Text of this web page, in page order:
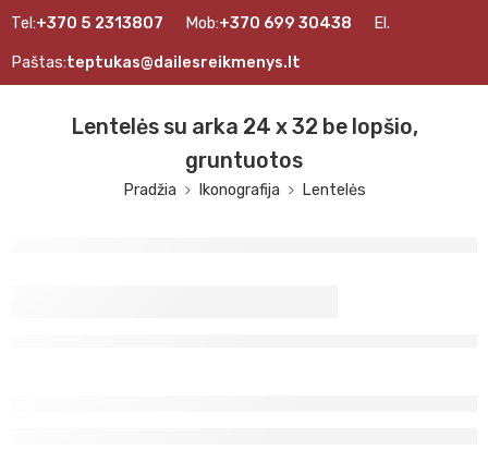
Tel:+370 5 2313807 Mob:+370 699 30438 El.
Paštas:teptukas@dailesreikmenys.lt
Lentelės su arka 24 x 32 be lopšio,
gruntuotos
Pradžia Ikonografija Lentelės